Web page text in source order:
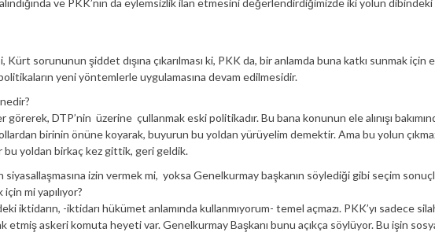
sorununun şiddet dışına çıkarılması ki, PKK da, bir anlamda buna katkı sunmak için
yeni yöntemlerle uygulamasına devam edilmesidir.
DTP’nin üzerine çullanmak eski politikadır. Bu bana konunun ele alınışı
birinin önüne koyarak, buyurun bu yoldan yürüyelim demektir. Ama bu yolun
bu yoldan birkaç kez gittik, geri geldik.
siyasallaşmasına izin vermek mi, yoksa Genelkurmay başkanın söylediği gibi seçim
mi yapılıyor?
iktidarın, -iktidarı hükümet anlamında kullanmıyorum- temel açmazı. PKK’yı sadece
etmiş askeri komuta heyeti var. Genelkurmay Başkanı bunu açıkça söylüyor. Bu işin